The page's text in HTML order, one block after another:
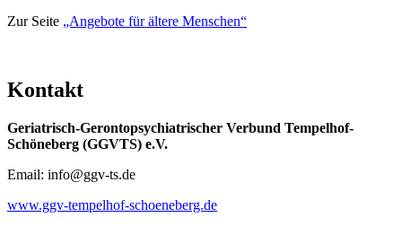
Zur Seite „Angebote für ältere Menschen“
Kontakt
Geriatrisch-Gerontopsychiatrischer Verbund Tempelhof-
Schöneberg (GGVTS) e.V.
Email: info@ggv-ts.de
www.ggv-tempelhof-schoeneberg.de